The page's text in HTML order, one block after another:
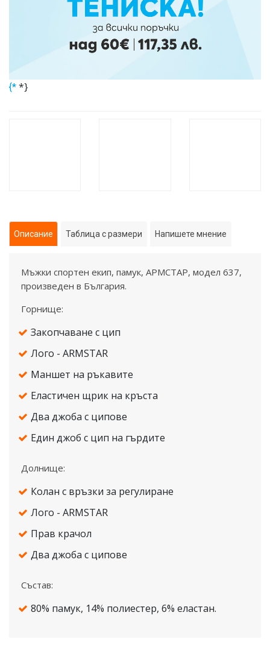
{* *}
Описание Таблица с размери Напишете мнение
Mъжки спортен екип, памук, АРМСТАР, модел 637,
произведен в България.
Горнище:
Закопчаване с цип
Лого - ARMSTAR
Маншет на ръкавите
Еластичен щрик на кръста
Два джоба с ципове
Един джоб с цип на гърдите
Долнище:
Колан с връзки за регулиране
Лого - ARMSTAR
Прав крачол
Два джоба с ципове
Състав:
80% памук, 14% полиестер, 6% еластан.